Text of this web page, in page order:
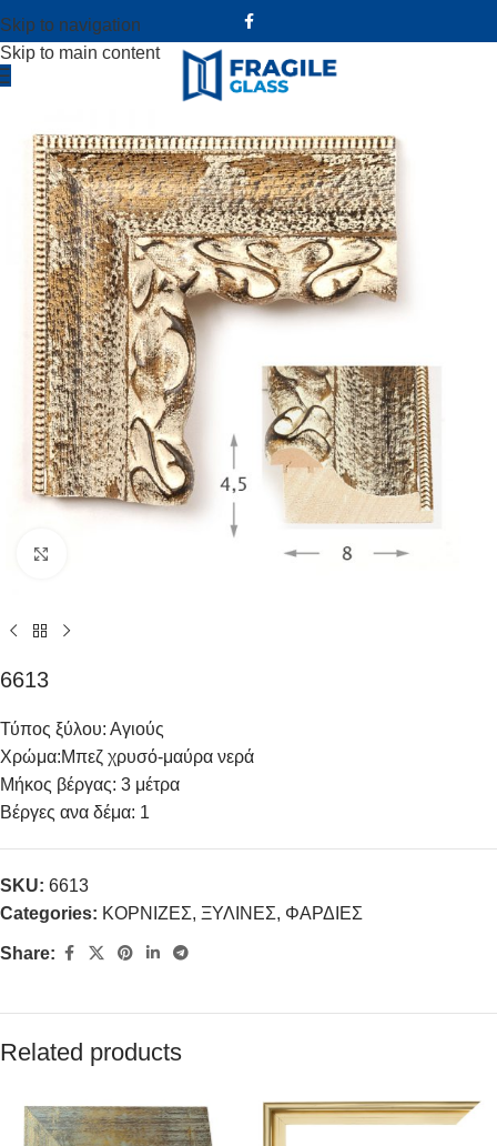
Skip to navigation
Skip to main content
6613
Τύπος ξύλου: Αγιούς
Χρώμα:Μπεζ χρυσό-μαύρα νερά
Μήκος βέργας: 3 μέτρα
Βέργες ανα δέμα: 1
SKU: 6613
Categories: ΚΟΡΝΙΖΕΣ, ΞΥΛΙΝΕΣ, ΦΑΡΔΙΕΣ
Share:
Related products